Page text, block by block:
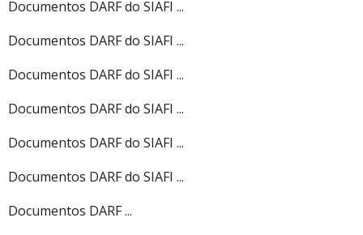
Documentos DARF do SIAFI ...
Documentos DARF do SIAFI ...
Documentos DARF do SIAFI ...
Documentos DARF do SIAFI ...
Documentos DARF do SIAFI ...
Documentos DARF do SIAFI ...
Documentos DARF ...